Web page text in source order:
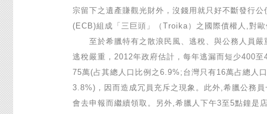
宗留下之遺產賺觀光財外，沒錢用就只好不斷發行
(ECB)組成「三巨頭」（Troika）之國際債權人,對
至於希臘特有之散浪民風、逃稅、與公務人員嚴
逃稅嚴重，2012年政府估計，每年逃漏而短少400
75萬(占其總人口比例之6.9%;台灣只有16萬占總人
3.8%)，因而造成冗員充斥之現象。此外,希臘公務
會去申報而繼續領取。另外,希臘人下午3至5點鐘是